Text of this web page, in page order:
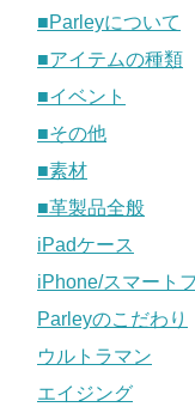
■Parleyについて
■アイテムの種類
■イベント
■その他
■素材
■革製品全般
iPadケース
iPhone/スマート
Parleyのこだわり
ウルトラマン
エイジング